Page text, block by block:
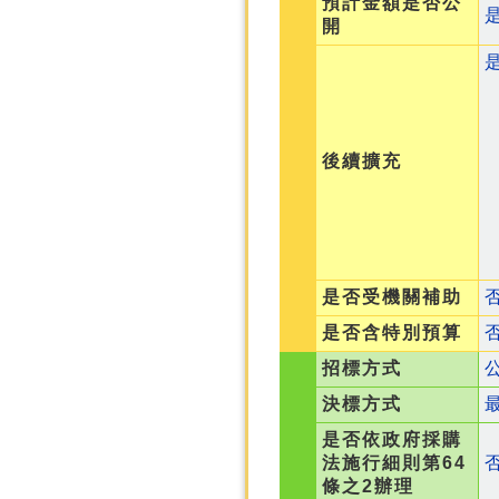
開
後續擴充
是否受機關補助
是否含特別預算
招標方式
決標方式
是否依政府採購
法施行細則第64
條之2辦理